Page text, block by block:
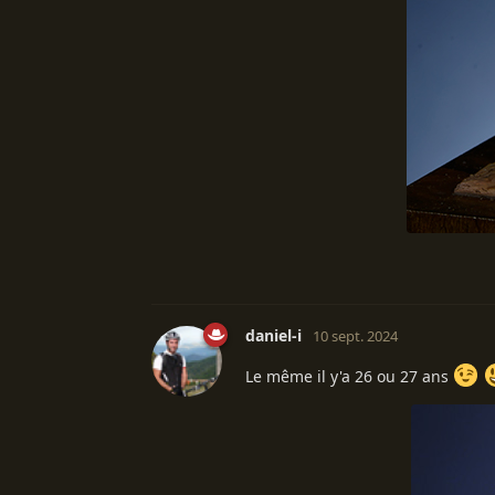
daniel-i 10 sept. 2024
Le même il y'a 26 ou 27 ans